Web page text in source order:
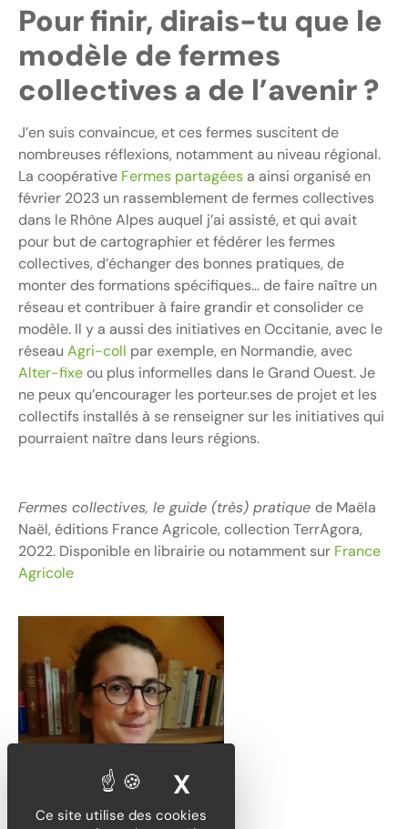
Ce site utilise des cookies
X
Pour finir, dirais-tu que le
modèle de fermes
collectives a de l’avenir ?
J’en suis convaincue, et ces fermes suscitent de
nombreuses réflexions, notamment au niveau régional.
La coopérative Fermes partagées a ainsi organisé en
février 2023 un rassemblement de fermes collectives
dans le Rhône Alpes auquel j’ai assisté, et qui avait
pour but de cartographier et fédérer les fermes
collectives, d’échanger des bonnes pratiques, de
monter des formations spécifiques… de faire naître un
réseau et contribuer à faire grandir et consolider ce
modèle. Il y a aussi des initiatives en Occitanie, avec le
réseau Agri-coll par exemple, en Normandie, avec
Alter-fixeou plus informelles dans le Grand Ouest. Je
ne peux qu’encourager les porteur.ses de projet et les
collectifs installés à se renseigner sur les initiatives qui
pourraient naître dans leurs régions.
Fermes collectives, le guide (très) pratique de Maëla
Naël, éditions France Agricole, collection TerrAgora,
2022. Disponible en librairie ou notamment sur France
Agricole